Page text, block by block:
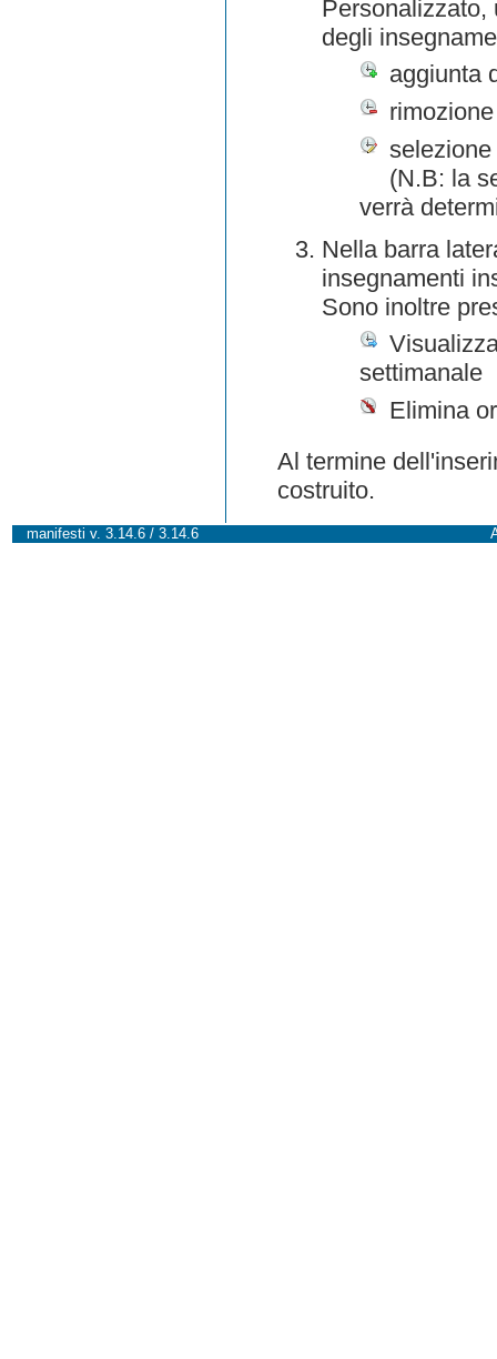
Personalizzato,
degli
aggiunta
(N.B: la
verrà
Nella barra
insegnamenti
Sono inoltre
settimanale
Elimina
Al termine
costruito.
manifesti v. 3.14.6 / 3.14.6